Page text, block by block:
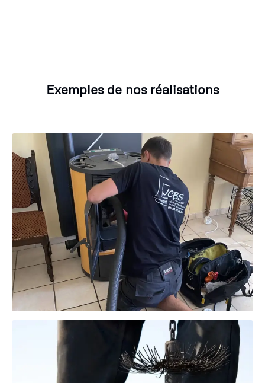
Exemples de nos réalisations